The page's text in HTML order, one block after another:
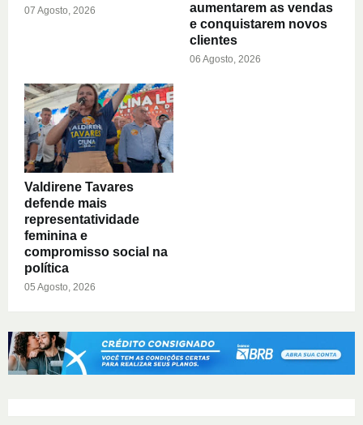
07 Agosto, 2026
aumentarem as vendas
e conquistarem novos
clientes
06 Agosto, 2026
Valdirene Tavares
defende mais
representatividade
feminina e
compromisso social na
política
05 Agosto, 2026